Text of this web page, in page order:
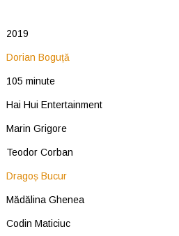
2019
Dorian Boguță
105 minute
Hai Hui Entertainment
Marin Grigore
Teodor Corban
Dragoș Bucur
Mădălina Ghenea
Codin Maticiuc